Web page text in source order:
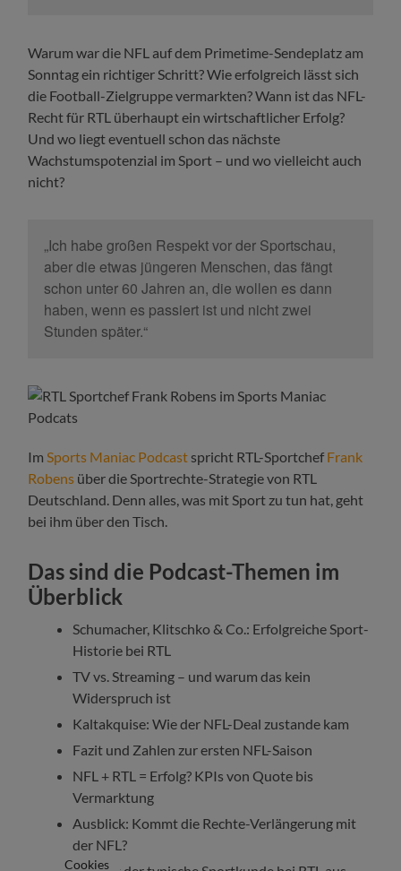
Warum war die NFL auf dem Primetime-Sendeplatz am
Sonntag ein richtiger Schritt? Wie erfolgreich lässt sich
die Football-Zielgruppe vermarkten? Wann ist das NFL-
Recht für RTL überhaupt ein wirtschaftlicher Erfolg?
Und wo liegt eventuell schon das nächste
Wachstumspotenzial im Sport – und wo vielleicht auch
nicht?
„Ich habe großen Respekt vor der Sportschau,
aber die etwas jüngeren Menschen, das fängt
schon unter 60 Jahren an, die wollen es dann
haben, wenn es passiert ist und nicht zwei
Stunden später.“
ImSports Maniac Podcast spricht RTL-Sportchef Frank
Robens über die Sportrechte-Strategie von RTL
Deutschland. Denn alles, was mit Sport zu tun hat, geht
bei ihm über den Tisch.
Das sind die Podcast-Themen im
Überblick
Schumacher, Klitschko & Co.: Erfolgreiche Sport-
Historie bei RTL
TV vs. Streaming – und warum das kein
Widerspruch ist
Kaltakquise: Wie der NFL-Deal zustande kam
Fazit und Zahlen zur ersten NFL-Saison
NFL + RTL = Erfolg? KPIs von Quote bis
Vermarktung
Ausblick: Kommt die Rechte-Verlängerung mit
der NFL?
Cookies